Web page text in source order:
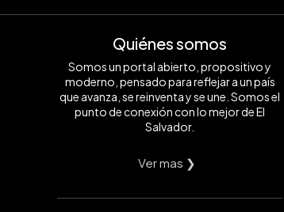
Quiénes somos
Somos un portal abierto, propositivo y
moderno, pensado para reflejar a un país
que avanza, se reinventa y se une. Somos el
punto de conexión con lo mejor de El
Salvador.
Ver mas ❯